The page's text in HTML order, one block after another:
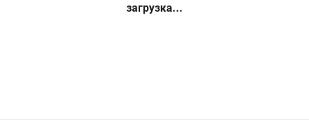
загрузка...